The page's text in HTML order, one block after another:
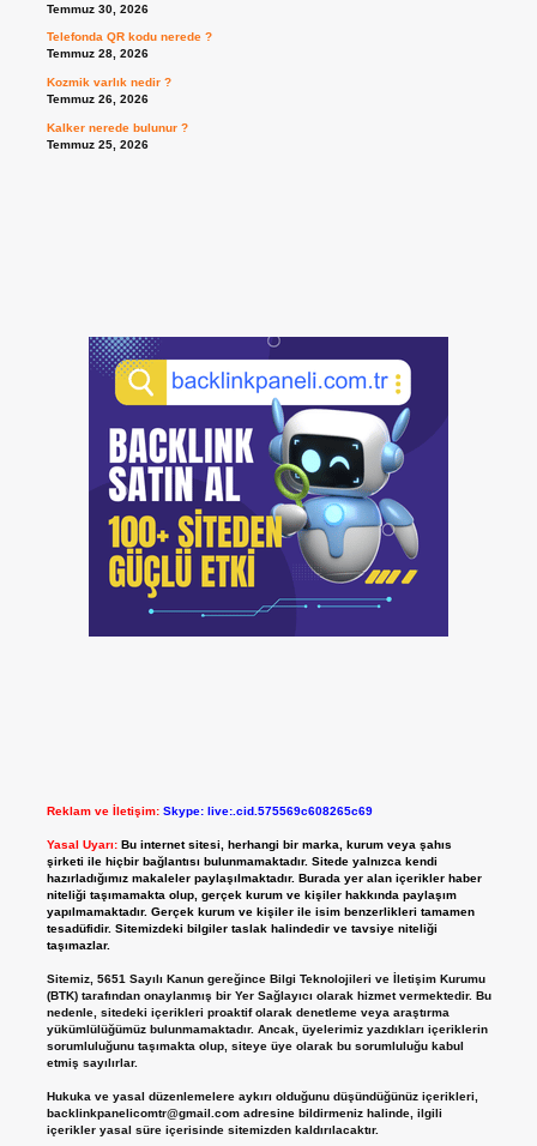
Temmuz 30, 2026
Telefonda QR kodu nerede ?
Temmuz 28, 2026
Kozmik varlık nedir ?
Temmuz 26, 2026
Kalker nerede bulunur ?
Temmuz 25, 2026
Reklam ve İletişim: Skype: live:.cid.575569c608265c69
Yasal Uyarı: Bu internet sitesi, herhangi bir marka, kurum veya şahıs
şirketi ile hiçbir bağlantısı bulunmamaktadır. Sitede yalnızca kendi
hazırladığımız makaleler paylaşılmaktadır. Burada yer alan içerikler haber
niteliği taşımamakta olup, gerçek kurum ve kişiler hakkında paylaşım
yapılmamaktadır. Gerçek kurum ve kişiler ile isim benzerlikleri tamamen
tesadüfidir. Sitemizdeki bilgiler taslak halindedir ve tavsiye niteliği
taşımazlar.
Sitemiz, 5651 Sayılı Kanun gereğince Bilgi Teknolojileri ve İletişim Kurumu
(BTK) tarafından onaylanmış bir Yer Sağlayıcı olarak hizmet vermektedir. Bu
nedenle, sitedeki içerikleri proaktif olarak denetleme veya araştırma
yükümlülüğümüz bulunmamaktadır. Ancak, üyelerimiz yazdıkları içeriklerin
sorumluluğunu taşımakta olup, siteye üye olarak bu sorumluluğu kabul
etmiş sayılırlar.
Hukuka ve yasal düzenlemelere aykırı olduğunu düşündüğünüz içerikleri,
backlinkpanelicomtr@gmail.comadresine bildirmeniz halinde, ilgili
içerikler yasal süre içerisinde sitemizden kaldırılacaktır.